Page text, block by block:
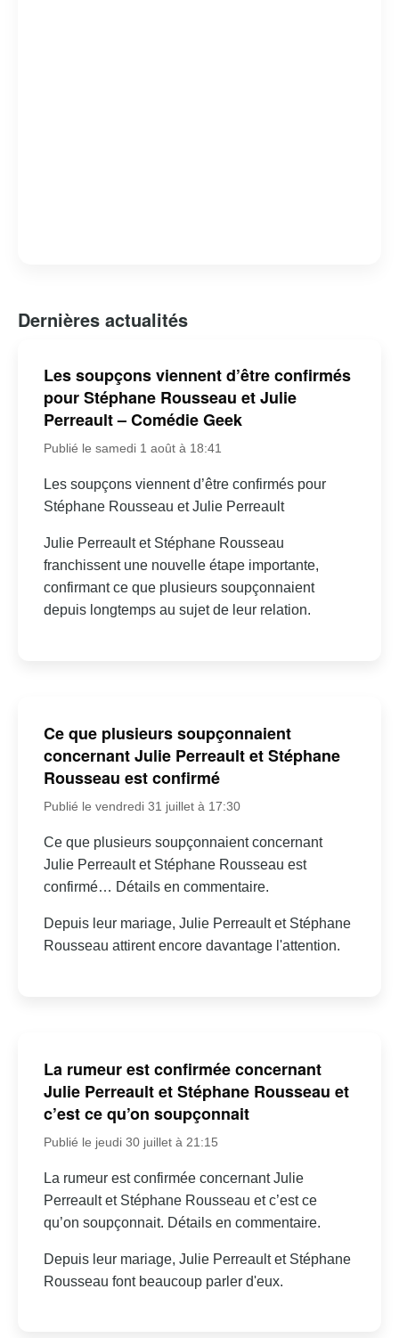
Dernières actualités
Les soupçons viennent d’être confirmés
pour Stéphane Rousseau et Julie
Perreault – Comédie Geek
Publié le samedi 1 août à 18:41
Les soupçons viennent d’être confirmés pour
Stéphane Rousseau et Julie Perreault
Julie Perreault et Stéphane Rousseau
franchissent une nouvelle étape importante,
confirmant ce que plusieurs soupçonnaient
depuis longtemps au sujet de leur relation.
Ce que plusieurs soupçonnaient
concernant Julie Perreault et Stéphane
Rousseau est confirmé
Publié le vendredi 31 juillet à 17:30
Ce que plusieurs soupçonnaient concernant
Julie Perreault et Stéphane Rousseau est
confirmé… Détails en commentaire.
Depuis leur mariage, Julie Perreault et Stéphane
Rousseau attirent encore davantage l'attention.
La rumeur est confirmée concernant
Julie Perreault et Stéphane Rousseau et
c’est ce qu’on soupçonnait
Publié le jeudi 30 juillet à 21:15
La rumeur est confirmée concernant Julie
Perreault et Stéphane Rousseau et c’est ce
qu’on soupçonnait. Détails en commentaire.
Depuis leur mariage, Julie Perreault et Stéphane
Rousseau font beaucoup parler d'eux.